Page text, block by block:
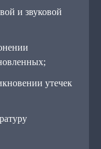
и звуковой
утечек